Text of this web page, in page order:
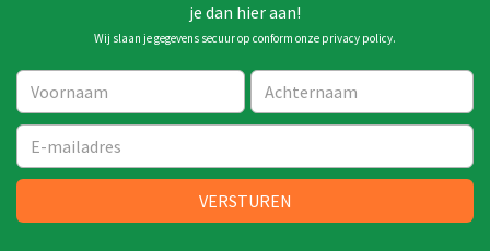
je dan hier aan!
Wij slaan je gegevens secuur op conform onze privacy policy.